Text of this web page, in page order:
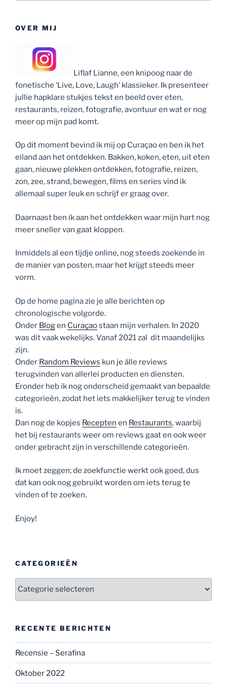
OVER MIJ
Liflaf Lianne, een knipoog naar de
fonetische ‘Live, Love, Laugh’ klassieker. Ik presenteer
jullie hapklare stukjes tekst en beeld over eten,
restaurants, reizen, fotografie, avontuur en wat er nog
meer op mijn pad komt.
Op dit moment bevind ik mij op Curaçao en ben ik het
eiland aan het ontdekken. Bakken, koken, eten, uit eten
gaan, nieuwe plekken ontdekken, fotografie, reizen,
zon, zee, strand, bewegen, films en series vind ik
allemaal super leuk en schrijf er graag over.
Daarnaast ben ik aan het ontdekken waar mijn hart nog
meer sneller van gaat kloppen.
Inmiddels al een tijdje online, nog steeds zoekende in
de manier van posten, maar het krijgt steeds meer
vorm.
Op de home pagina zie je alle berichten op
chronologische volgorde.
Onder Blogen Curaçaostaan mijn verhalen. In 2020
was dit vaak wekelijks. Vanaf 2021 zal dit maandelijks
zijn.
Onder Random Reviews kun je álle reviews
terugvinden van allerlei producten en diensten.
Eronder heb ik nog onderscheid gemaakt van bepaalde
categorieën, zodat het iets makkelijker terug te vinden
is.
Dan nog de kopjes Recepten en Restaurants, waarbij
het bij restaurants weer om reviews gaat en ook weer
onder gebracht zijn in verschillende categorieën.
Ik moet zeggen; de zoekfunctie werkt ook goed, dus
dat kan ook nog gebruikt worden om iets terug te
vinden of te zoeken.
Enjoy!
CATEGORIEËN
RECENTE BERICHTEN
Recensie – Serafina
Oktober 2022